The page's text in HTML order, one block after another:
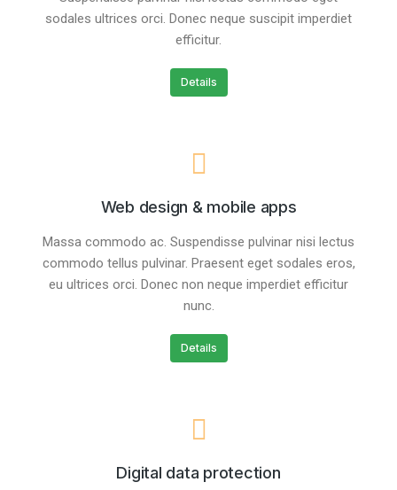
sodales ultrices orci. Donec neque suscipit imperdiet
efficitur.
Details
Web design & mobile apps
Massa commodo ac. Suspendisse pulvinar nisi lectus
commodo tellus pulvinar. Praesent eget sodales eros,
eu ultrices orci. Donec non neque imperdiet efficitur
nunc.
Details
Digital data protection